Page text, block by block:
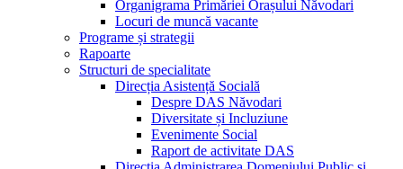
Organigrama Primăriei Orașului Năvodari
Locuri de muncă vacante
Programe și strategii
Rapoarte
Structuri de specialitate
Direcția Asistență Socială
Despre DAS Năvodari
Diversitate și Incluziune
Evenimente Social
Raport de activitate DAS